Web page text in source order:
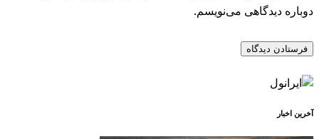
دوباره دیدگاهی می‌نویسم.
آخرین اخبار